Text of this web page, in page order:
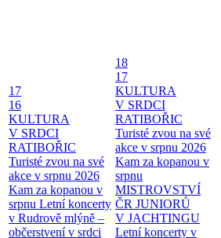
17
16
KULTURA
V SRDCI
RATIBOŘIC
Turisté zvou na své
akce v srpnu 2026
Kam za kopanou v
srpnu Letní koncerty
v Rudrově mlýně –
občerstvení v srdci
18
17
KULTURA
V SRDCI
RATIBOŘIC
Turisté zvou na své
akce v srpnu 2026
Kam za kopanou v
srpnu
MISTROVSTVÍ
ČR JUNIORŮ
V JACHTINGU
Letní koncerty v